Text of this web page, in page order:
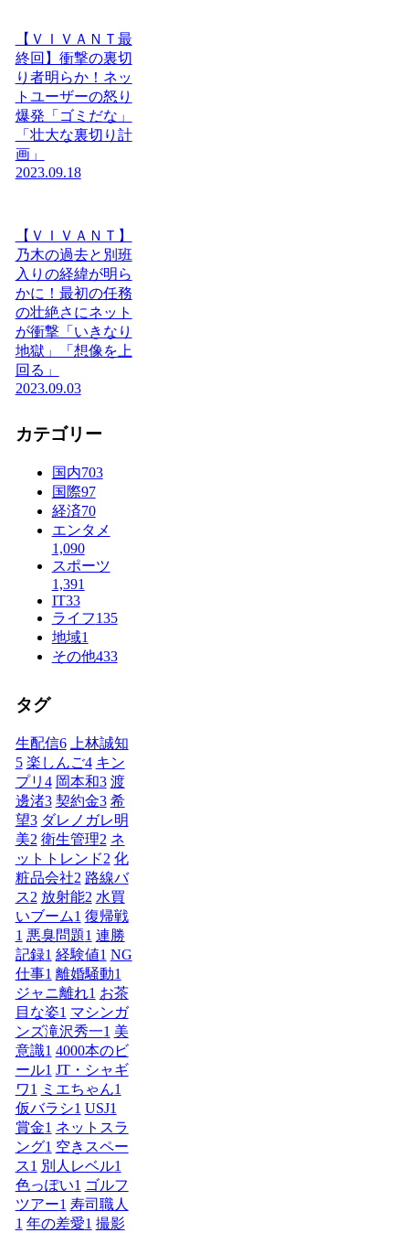
【ＶＩＶＡＮＴ最
終回】衝撃の裏切
り者明らか！ネッ
トユーザーの怒り
爆発「ゴミだな」
「壮大な裏切り計
画」
2023.09.18
【ＶＩＶＡＮＴ】
乃木の過去と別班
入りの経緯が明ら
かに！最初の任務
の壮絶さにネット
が衝撃「いきなり
地獄」「想像を上
回る」
2023.09.03
カテゴリー
国内703
国際97
経済70
エンタメ
1,090
スポーツ
1,391
IT33
ライフ135
地域1
その他433
タグ
生配信6
上林誠知
5 楽しんご4 キン
プリ 4 岡本和3 渡
邊渚3 契約金3 希
望3 ダレノガレ明
美2 衛生管理2 ネ
ットトレンド2 化
粧品会社2 路線バ
ス2 放射能2 水買
いブーム1 復帰戦
1 悪臭問題1 連勝
記録1 経験値1 NG
仕事1 離婚騒動1
ジャニ離れ1 お茶
目な姿1 マシンガ
ンズ滝沢秀一1 美
意識1 4000本のビ
ール1 JT・シャギ
ワ1 ミエちゃん1
仮バラシ1 USJ1
賞金1 ネットスラ
ング1 空きスペー
ス1 別人レベル1
色っぽい1 ゴルフ
ツアー1 寿司職人
1 年の差愛1 撮影